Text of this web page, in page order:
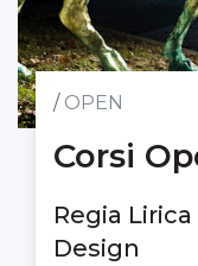
/ OPEN
Corsi
Regia
Design